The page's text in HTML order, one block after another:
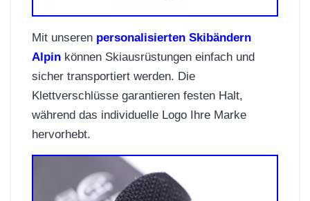
Mit unseren personalisierten Skibändern
Alpin können Skiausrüstungen einfach und
sicher transportiert werden. Die
Klettverschlüsse garantieren festen Halt,
während das individuelle Logo Ihre Marke
hervorhebt.